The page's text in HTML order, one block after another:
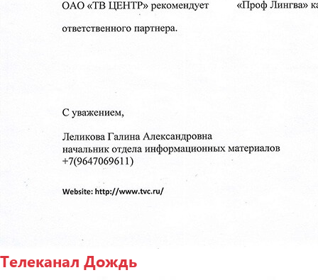
Телеканал Дождь